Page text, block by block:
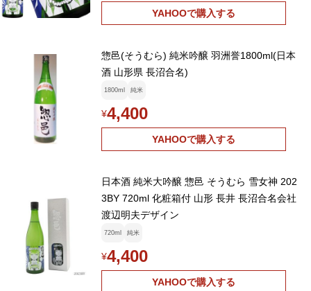
YAHOOで購入する
惣邑(そうむら) 純米吟醸 羽洲誉1800ml(日本
酒 山形県 長沼合名)
1800ml 純米
¥4,400
YAHOOで購入する
日本酒 純米大吟醸 惣邑 そうむら 雪女神 202
3BY 720ml 化粧箱付 山形 長井 長沼合名会社
渡辺明夫デザイン
720ml 純米
¥4,400
YAHOOで購入する